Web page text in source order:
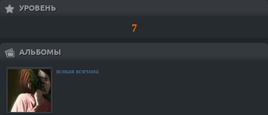
УРОВЕНЬ
7
АЛЬБОМЫ
всякая всячина